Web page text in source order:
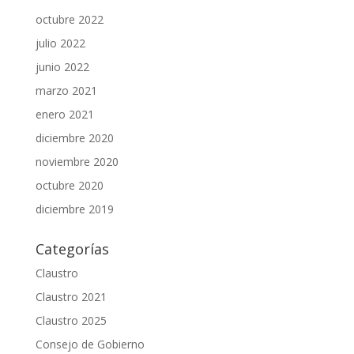
octubre 2022
julio 2022
junio 2022
marzo 2021
enero 2021
diciembre 2020
noviembre 2020
octubre 2020
diciembre 2019
Categorías
Claustro
Claustro 2021
Claustro 2025
Consejo de Gobierno